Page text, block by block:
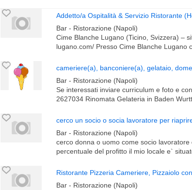
Addetto/a Ospitalità & Servizio Ristorante
Bar - Ristorazione (Napoli)
Cime Blanche Lugano (Ticino, Svizzera) –
lugano.com/ Presso Cime Blanche Lugano
cameriere(a), banconiere(a), gelataio,
Bar - Ristorazione (Napoli)
Se interessati inviare curriculum e foto e
2627034 Rinomata Gelateria in Baden
Bar - Ristorazione (Napoli)
cerco donna o uomo come socio
percentuale del profitto il mio locale e`
Ristorante Pizzeria Cameriere, Pizzaiolo
Bar - Ristorazione (Napoli)